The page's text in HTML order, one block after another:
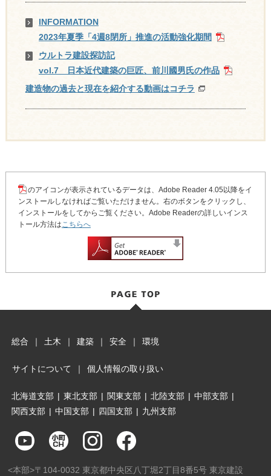
INFORMATION
2023年夏季「4週8閉所」推進の活動強化期間
ウルトラ建設探訪記
vol.7 日本近代建築の巨匠、前川國男氏の作品
建造物の過去と現在を紹介する動画はコチラ
のアイコンが表示されているデータは、Adobe Reader 4.05以降をイ
ンストールしなければご覧いただけません。右のボタンをクリックし、
インストールをしてからご覧ください。Adobe Readerの詳しいインス
トール方法はこちらへ
総合 ｜ 土木 ｜ 建築 ｜ 安全 ｜ 環境
サイトについて ｜ 個人情報の取り扱い
北海道支部 | 東北支部 | 関東支部 | 北陸支部 | 中部支部 |
関西支部 | 中国支部 | 四国支部 | 九州支部
<本部>〒104-0032 東京都中央区八丁堀2丁目8番5号 東京建設